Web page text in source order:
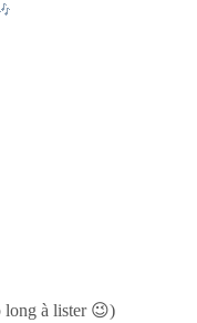
long à lister 😉)